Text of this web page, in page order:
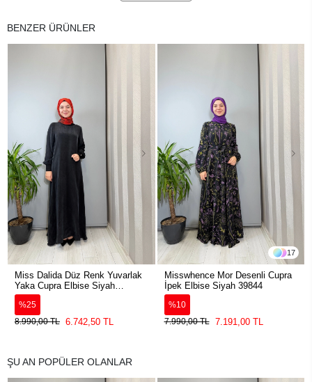
BENZER ÜRÜNLER
Miss Dalida Düz Renk Yuvarlak
Yaka Cupra Elbise Siyah
2264304
%25
8.990,00 TL 6.742,50 TL
17
Misswhence Mor Desenli Cupra
İpek Elbise Siyah 39844
%10
7.990,00 TL
7.191,00 TL
ŞU AN POPÜLER OLANLAR